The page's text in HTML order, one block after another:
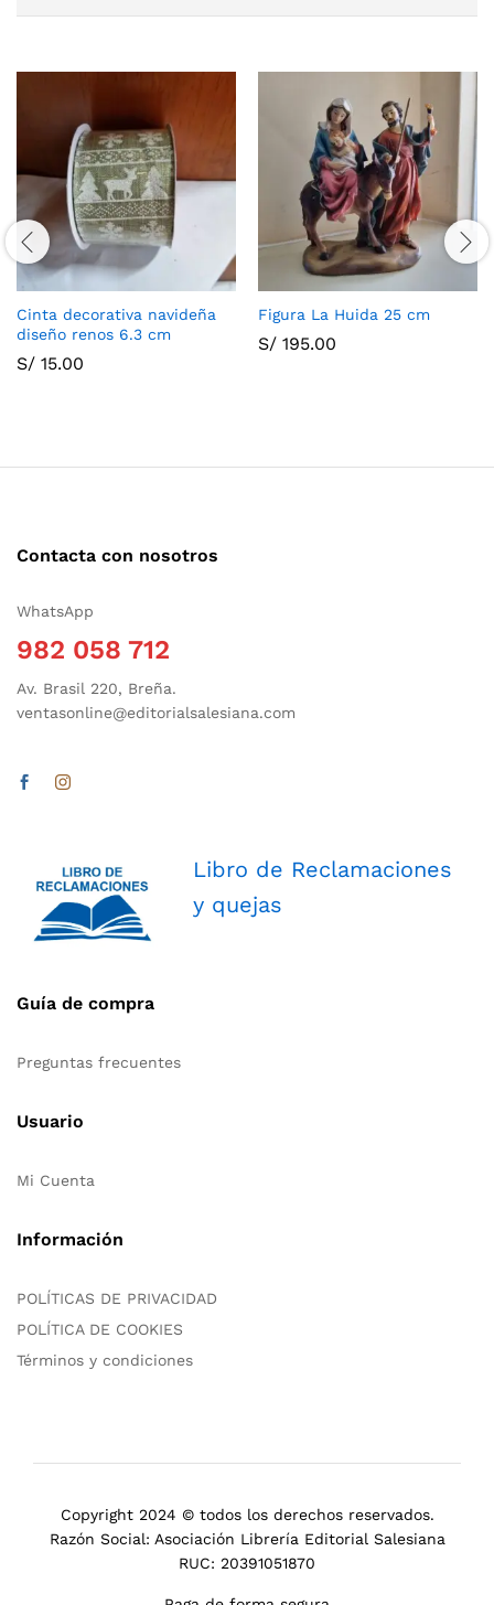
Cinta decorativa navideña
diseño renos 6.3 cm
S/ 15.00
Figura La Huida 25 cm
S/ 195.00
Contacta con nosotros
WhatsApp
982 058 712
Av. Brasil 220, Breña.
ventasonline@editorialsalesiana.com
Libro de Reclamaciones
y quejas
Guía de compra
Preguntas frecuentes
Usuario
Mi Cuenta
Información
POLÍTICAS DE PRIVACIDAD
POLÍTICA DE COOKIES
Términos y condiciones
Copyright 2024 © todos los derechos reservados.
Razón Social: Asociación Librería Editorial Salesiana
RUC: 20391051870